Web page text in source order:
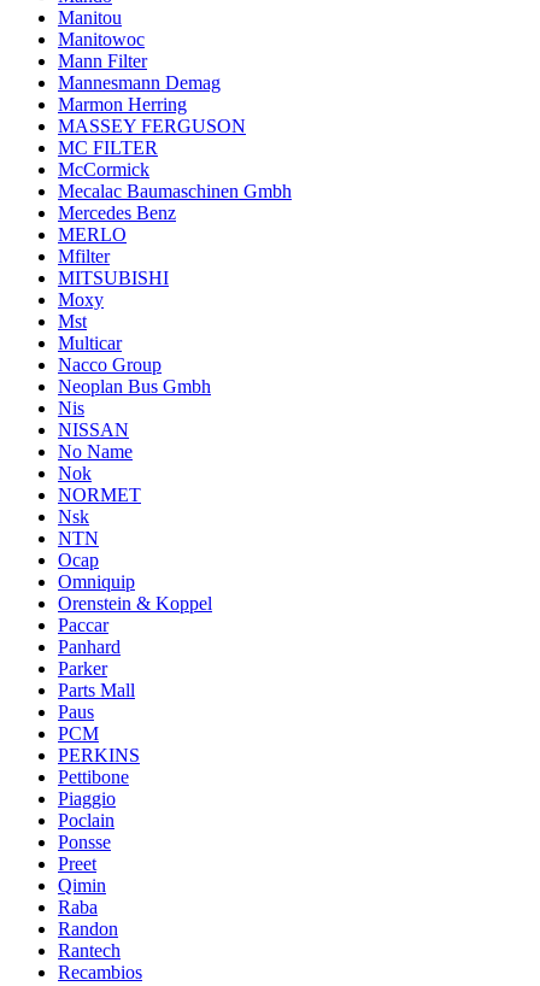
Manitou
Manitowoc
Mann Filter
Mannesmann Demag
Marmon Herring
MASSEY FERGUSON
MC FILTER
McCormick
Mecalac Baumaschinen Gmbh
Mercedes Benz
MERLO
Mfilter
MITSUBISHI
Moxy
Mst
Multicar
Nacco Group
Neoplan Bus Gmbh
Nis
NISSAN
No Name
Nok
NORMET
Nsk
NTN
Ocap
Omniquip
Orenstein & Koppel
Paccar
Panhard
Parker
Parts Mall
Paus
PCM
PERKINS
Pettibone
Piaggio
Poclain
Ponsse
Preet
Qimin
Raba
Randon
Rantech
Recambios